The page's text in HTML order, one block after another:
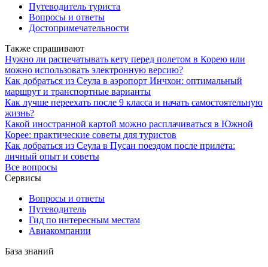
Путеводитель туриста
Вопросы и ответы
Достопримечательности
Также спрашивают
Нужно ли распечатывать кету перед полетом в Корею или
можно использовать электронную версию?
Как добраться из Сеула в аэропорт Инчхон: оптимальный
маршрут и транспортные варианты
Как лучше переехать после 9 класса и начать самостоятельную
жизнь?
Какой иностранной картой можно расплачиваться в Южной
Корее: практические советы для туристов
Как добраться из Сеула в Пусан поездом после прилета:
личный опыт и советы
Все вопросы
Сервисы
Вопросы и ответы
Путеводитель
Гид по интересным местам
Авиакомпании
База знаний